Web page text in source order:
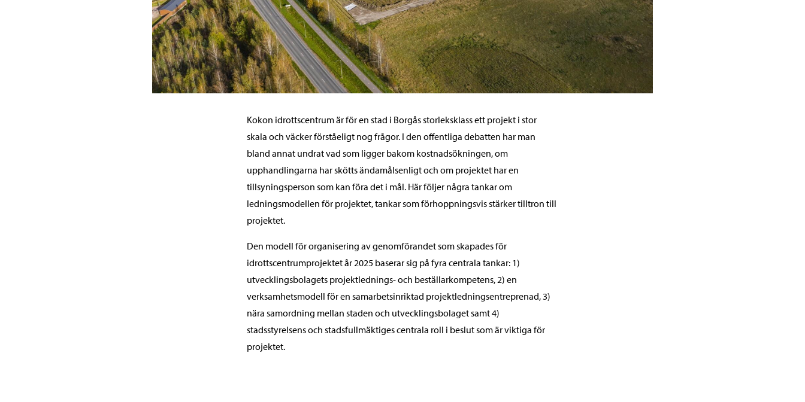
Kokon idrottscentrum är för en stad i Borgås storleksklass ett projekt i stor
skala och väcker förståeligt nog frågor. I den offentliga debatten har man
bland annat undrat vad som ligger bakom kostnadsökningen, om
upphandlingarna har skötts ändamålsenligt och om projektet har en
tillsyningsperson som kan föra det i mål. Här följer några tankar om
ledningsmodellen för projektet, tankar som förhoppningsvis stärker tilltron till
projektet.
Den modell för organisering av genomförandet som skapades för
idrottscentrumprojektet år 2025 baserar sig på fyra centrala tankar: 1)
utvecklingsbolagets projektlednings- och beställarkompetens, 2) en
verksamhetsmodell för en samarbetsinriktad projektledningsentreprenad, 3)
nära samordning mellan staden och utvecklingsbolaget samt 4)
stadsstyrelsens och stadsfullmäktiges centrala roll i beslut som är viktiga för
projektet.